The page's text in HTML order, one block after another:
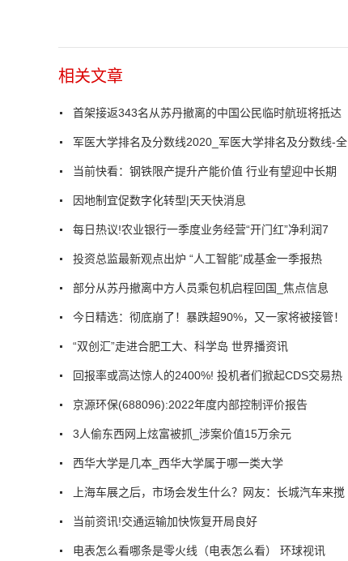
相关文章
首架接返343名从苏丹撤离的中国公民临时航班将抵达
军医大学排名及分数线2020_军医大学排名及分数线-全
当前快看：钢铁限产提升产能价值 行业有望迎中长期
因地制宜促数字化转型|天天快消息
每日热议!农业银行一季度业务经营“开门红”净利润7
投资总监最新观点出炉 “人工智能”成基金一季报热
部分从苏丹撤离中方人员乘包机启程回国_焦点信息
今日精选：彻底崩了！暴跌超90%，又一家将被接管！
“双创汇”走进合肥工大、科学岛 世界播资讯
回报率或高达惊人的2400%! 投机者们掀起CDS交易热
京源环保(688096):2022年度内部控制评价报告
3人偷东西网上炫富被抓_涉案价值15万余元
西华大学是几本_西华大学属于哪一类大学
上海车展之后，市场会发生什么？网友：长城汽车来搅
当前资讯!交通运输加快恢复开局良好
电表怎么看哪条是零火线（电表怎么看） 环球视讯